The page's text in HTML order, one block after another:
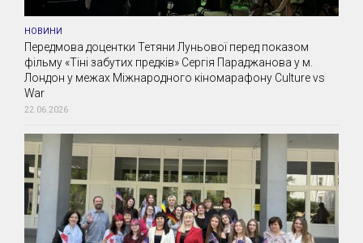
НОВИНИ
Передмова доцентки Тетяни Луньової перед показом
фільму «Тіні забутих предків» Сергія Параджанова у м.
Лондон у межах Міжнародного кіномарафону Culture vs
War
22.06.2026